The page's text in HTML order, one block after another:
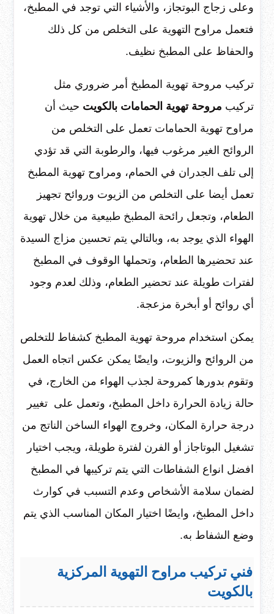
وعلى زجاج البوتجاز، والأشياء التي توجد في المطبخ،
فتعمل مراوح التهوية على التخلص من كل ذلك
والحفاظ على المطبخ نظيف.
تركيب مروحة تهوية المطبخ أمر ضروري مثل
تركيب مروحة تهوية الحمامات بالكويت حيث أن
مراوح تهوية الحمامات تعمل على التخلص من
الروائح الغير مرغوب فيها، والرطوبة التي قد تؤدي
إلى تلف الجدران في الحمام، ومراوح تهوية المطبخ
تعمل أيضا على التخلص من الزيوت وروائح تجهيز
الطعام، وتجعل رائحة المطبخ طبيعية من خلال تهوية
الهواء الذي يوجد به، وبالتالي يتم تحسين مزاج السيدة
عند تحضيرها الطعام، وتحملها الوقوف في المطبخ
لفترات طويلة عند تحضير الطعام، وذلك لعدم وجود
أي روائح أو أبخرة مزعجة.
يمكن استخدام مروحة تهوية المطبخ كشفاط للتخلص
من الروائح والزيوت، وايضًا يمكن عكس اتجاه العمل
وتقوم بدورها كمروحة لجذب الهواء من الخارج، في
حالة زيادة الحرارة داخل المطبخ، وتعمل على تغيير
درجة حرارة المكان، وخروج الهواء الساخن الناتج من
تشغيل البوتاجاز أو الفرن لفترة طويلة، ويجب اختيار
افضل انواع الشفاطات التي يتم تركيبها في المطبخ
لضمان سلامة الأشخاص وعدم التسبب في كوارث
داخل المطبخ، وايضًا اختيار المكان المناسب الذي يتم
وضع الشفاط به.
فني تركيب مراوح التهوية المركزية
بالكويت